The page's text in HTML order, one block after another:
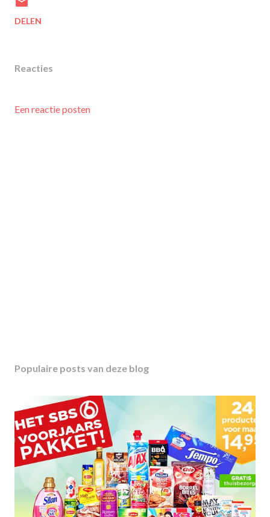
DELEN
Reacties
Een reactie posten
Populaire posts van deze blog